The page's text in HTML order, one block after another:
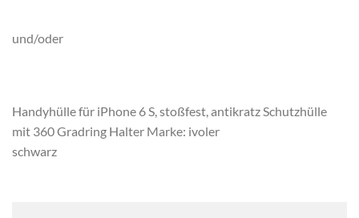
und/oder
Handyhülle für iPhone 6 S, stoßfest, antikratz Schutzhülle
mit 360 Gradring Halter Marke: ivoler
schwarz